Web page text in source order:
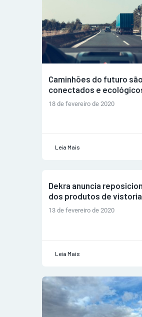
Caminhões do futuro são
conectados e
18 de fevereiro de 2020
Leia Mais
Dekra anuncia
dos produtos de vistoria
13 de fevereiro de 2020
Leia Mais